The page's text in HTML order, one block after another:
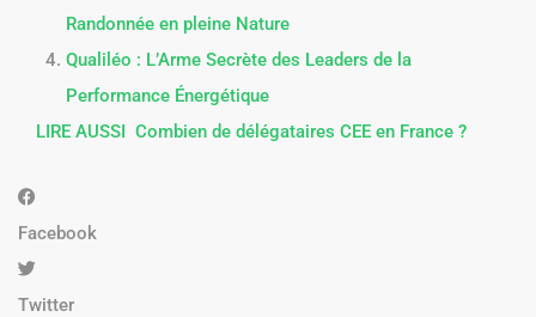
Randonnée en pleine Nature
Qualiléo : L’Arme Secrète des Leaders de la
Performance Énergétique
LIRE AUSSI Combien de délégataires CEE en France ?
Facebook
Twitter